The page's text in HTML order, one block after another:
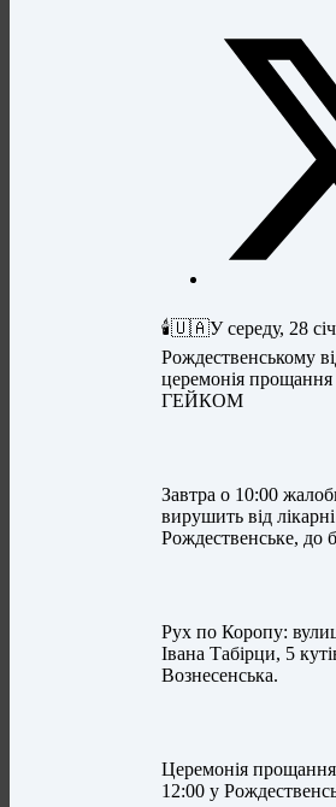
🕯️🇺🇦У середу, 28
Рождественському
церемонія прощання
ГЕЙКОМ
Завтра о 10:00
вирушить від
Рождественське, до
Рух по Коропу:
Івана Табірци, 5
Вознесенська.
Церемонія
12:00 у